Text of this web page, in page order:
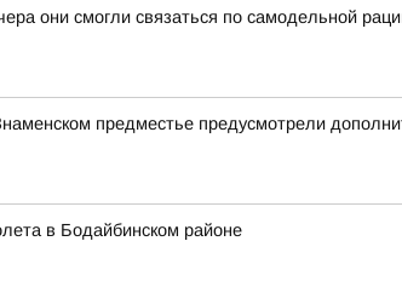
они смогли связаться по самодельной
предместье предусмотрели
в Бодайбинском районе